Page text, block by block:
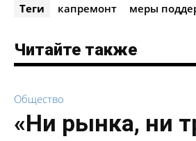
Теги капремонт меры
Читайте также
Общество
«Ни рынка, ни